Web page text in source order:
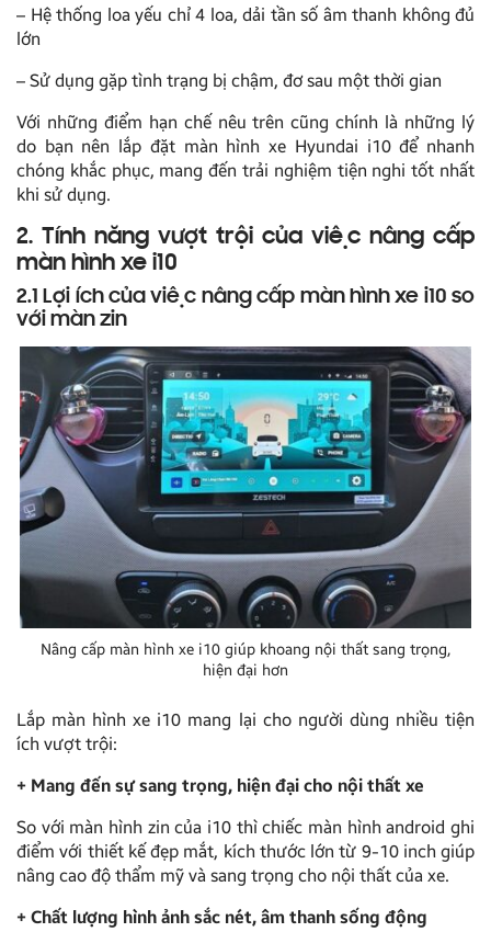
– Hệ thống loa yếu chỉ 4 loa, dải tần số âm thanh không đủ
lớn
– Sử dụng gặp tình trạng bị chậm, đơ sau một thời gian
Với những điểm hạn chế nêu trên cũng chính là những lý
do bạn nên lắp đặt màn hình xe Hyundai i10 để nhanh
chóng khắc phục, mang đến trải nghiệm tiện nghi tốt nhất
khi sử dụng.
2. Tính năng vượt trội của việc nâng cấp
màn hình xe i10
2.1 Lợi ích của việc nâng cấp màn hình xe i10 so
với màn zin
Nâng cấp màn hình xe i10 giúp khoang nội thất sang trọng,
hiện đại hơn
Lắp màn hình xe i10 mang lại cho người dùng nhiều tiện
ích vượt trội:
+ Mang đến sự sang trọng, hiện đại cho nội thất xe
So với màn hình zin của i10 thì chiếc màn hình android ghi
điểm với thiết kế đẹp mắt, kích thước lớn từ 9-10 inch giúp
nâng cao độ thẩm mỹ và sang trọng cho nội thất của xe.
+ Chất lượng hình ảnh sắc nét, âm thanh sống động